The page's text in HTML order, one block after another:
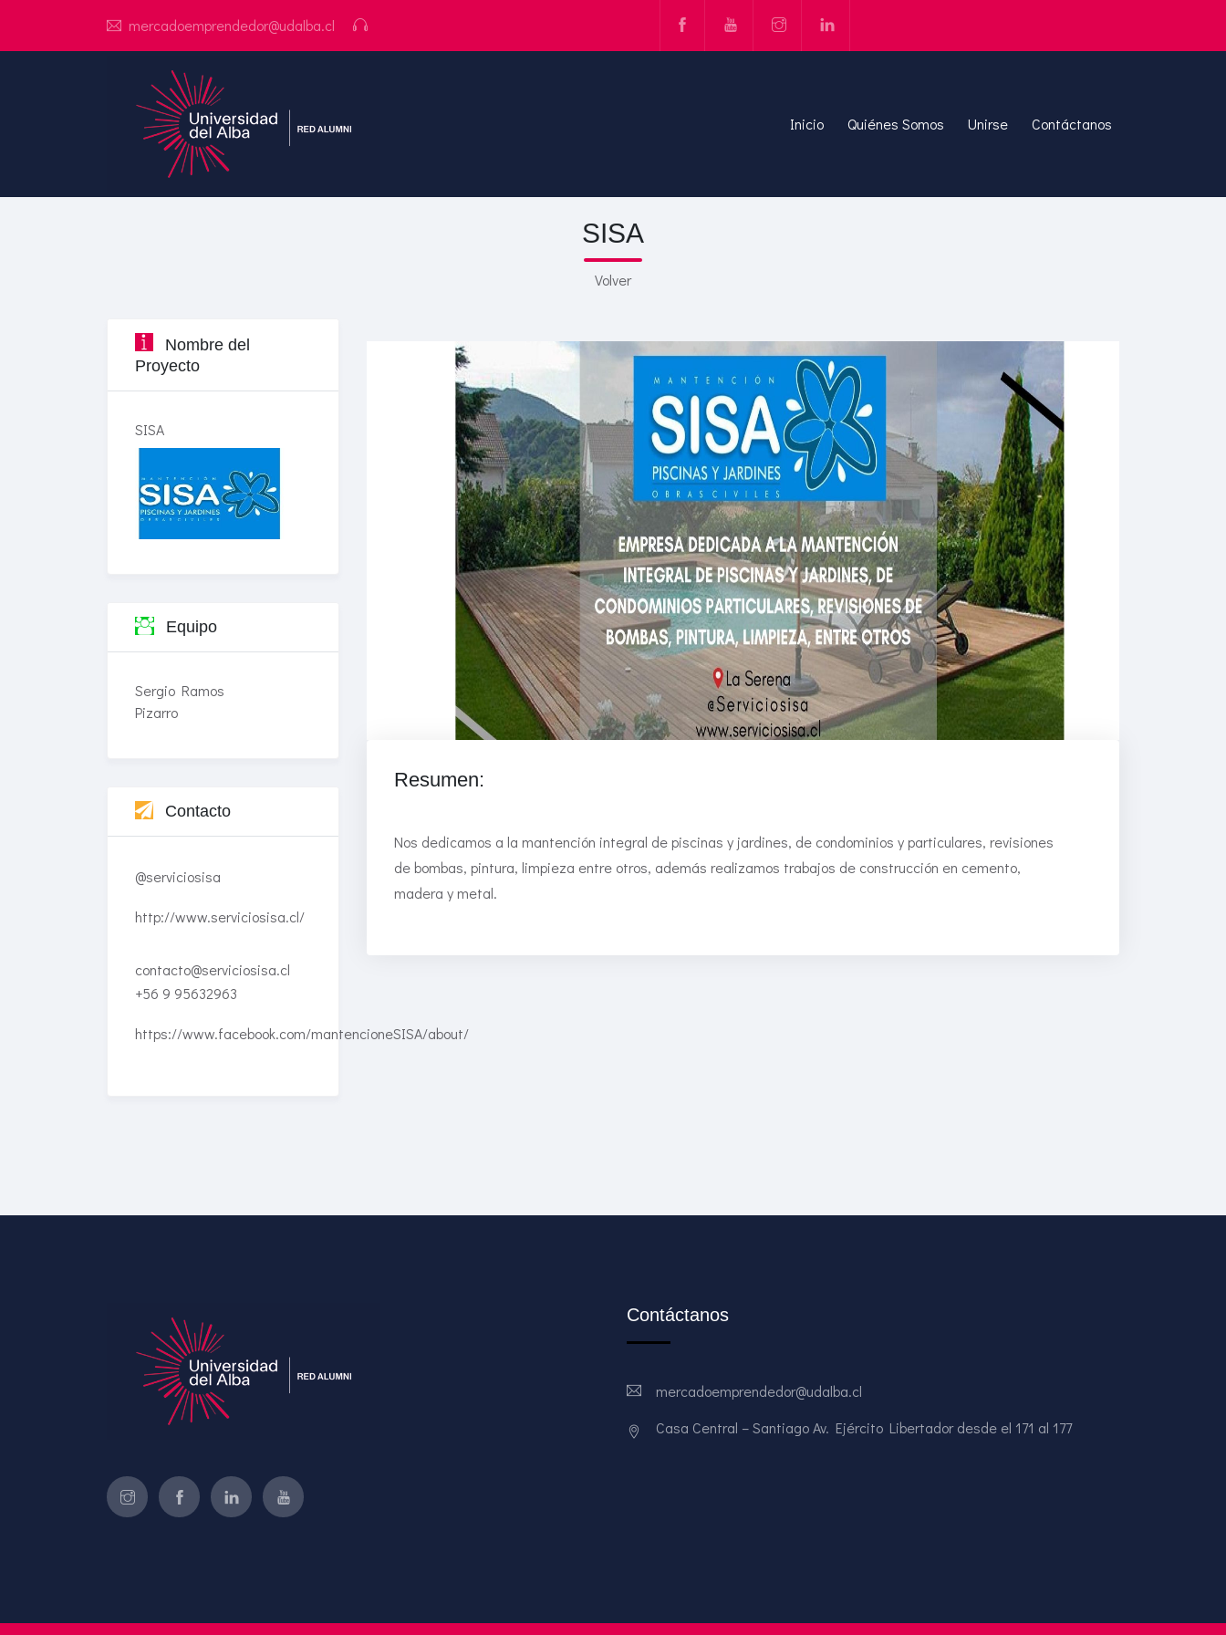
mercadoemprendedor@udalba.cl
Inicio Quiénes Somos Unirse Contáctanos
SISA
Volver
Nombre del
Proyecto
SISA
Equipo
Sergio Ramos
Pizarro
Contacto
@serviciosisa
http://www.serviciosisa.cl/
contacto@serviciosisa.cl
+56 9 95632963
https://www.facebook.com/mantencioneSISA/about/
Get unlimited access to 2,000
Join Now
Resumen:
Nos dedicamos a la mantención integral de piscinas y jardines, de condominios y particulares, revisiones
de bombas, pintura, limpieza entre otros, además realizamos trabajos de construcción en cemento,
madera y metal.
Contáctanos
mercadoemprendedor@udalba.cl
Casa Central – Santiago Av. Ejército Libertador desde el 171 al 177